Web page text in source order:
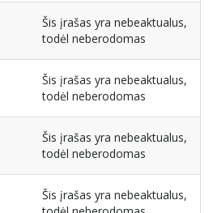
Šis įrašas yra nebeaktualus,
todėl neberodomas
Šis įrašas yra nebeaktualus,
todėl neberodomas
Šis įrašas yra nebeaktualus,
todėl neberodomas
Šis įrašas yra nebeaktualus,